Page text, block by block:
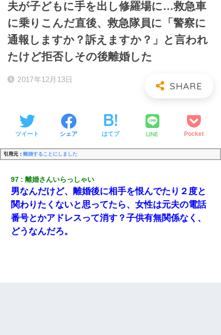
夫が子どもに手を出し修羅場に…救急車
に乗りこんだ直後、救急隊員に「警察に
通報しますか？訴えますか？」と言われ
たけど拒否しその後離婚した
2017年12月13日
ツイート シェア はてブ LINE Pocket
引用元： 離婚することにしました
97 離婚さんいらっしゃい
男なんだけど、離婚後に相手を恨んでたり２度と
関わりたくないと思ってたら、女性は元夫の電話
番号とかアドレスって消す？子供有無関係なく、
どうなんだろ。